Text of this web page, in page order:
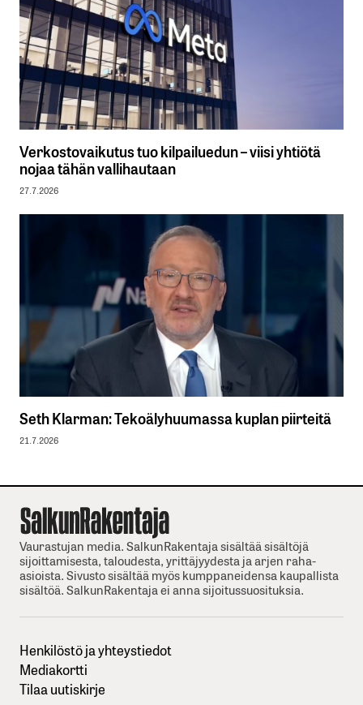
Verkostovaikutus tuo kilpailuedun – viisi yhtiötä
nojaa tähän vallihautaan
27.7.2026
Seth Klarman: Tekoälyhuumassa kuplan piirteitä
21.7.2026
Vaurastujan media. SalkunRakentaja sisältää sisältöjä
sijoittamisesta, taloudesta, yrittäjyydesta ja arjen raha-
asioista. Sivusto sisältää myös kumppaneidensa kaupallista
sisältöä. SalkunRakentaja ei anna sijoitussuosituksia.
Henkilöstö ja yhteystiedot
Mediakortti
Tilaa uutiskirje